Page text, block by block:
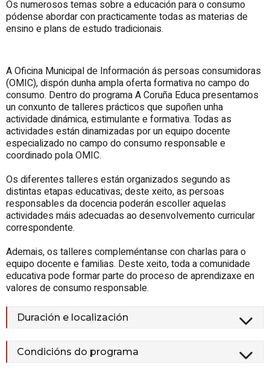
Os numerosos temas sobre a educación para o consumo
pódense abordar con practicamente todas as materias de
ensino e plans de estudo tradicionais.
A Oficina Municipal de Información ás persoas consumidoras
(OMIC), dispón dunha ampla oferta formativa no campo do
consumo. Dentro do programa A Coruña Educa presentamos
un conxunto de talleres prácticos que supoñen unha
actividade dinámica, estimulante e formativa. Todas as
actividades están dinamizadas por un equipo docente
especializado no campo do consumo responsable e
coordinado pola OMIC.
Os diferentes talleres están organizados segundo as
distintas etapas educativas; deste xeito, as persoas
responsables da docencia poderán escoller aquelas
actividades máis adecuadas ao desenvolvemento curricular
correspondente.
Ademais, os talleres compleméntanse con charlas para o
equipo docente e familias. Deste xeito, toda a comunidade
educativa pode formar parte do proceso de aprendizaxe en
valores de consumo responsable.
Duración e localización
Condicións do programa